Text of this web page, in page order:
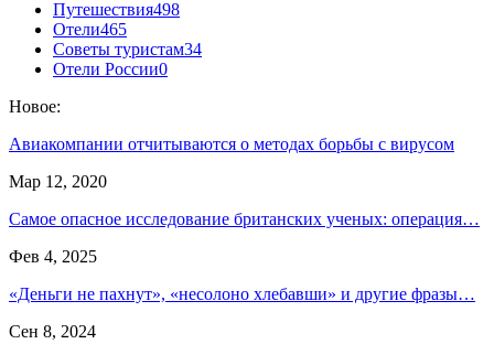
Путешествия498
Отели465
Советы туристам34
Отели России0
Новое:
Авиакомпании отчитываются о методах борьбы с вирусом
Мар 12, 2020
Самое опасное исследование британских ученых: операция…
Фев 4, 2025
«Деньги не пахнут», «несолоно хлебавши» и другие фразы…
Сен 8, 2024